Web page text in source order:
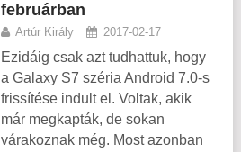
februárban
Artúr Király 2017-02-17
Ezidáig csak azt tudhattuk, hogy
a Galaxy S7 széria Android 7.0-s
frissítése indult el. Voltak, akik
már megkapták, de sokan
várakoznak még. Most azonban